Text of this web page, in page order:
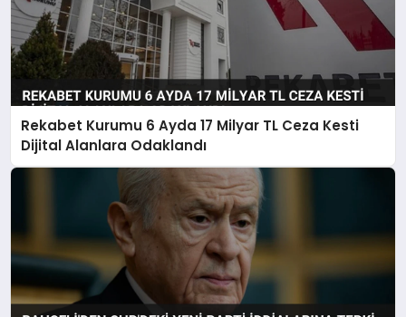
Rekabet Kurumu 6 Ayda 17 Milyar TL Ceza Kesti
Dijital Alanlara Odaklandı